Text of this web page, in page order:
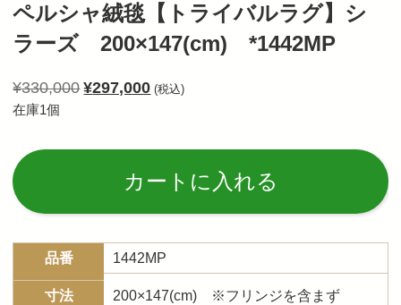
ペルシャ絨毯【トライバルラグ】シ
ラーズ 200×147(cm) *1442MP
¥330,000 ¥297,000 (税込)
在庫1個
カートに入れる
品番 1442MP
寸法 200×147(cm) ※フリンジを含まず